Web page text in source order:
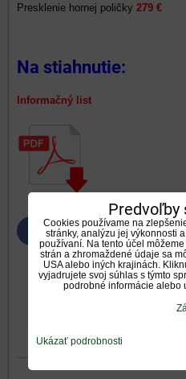
Presklenie hornej poličky 279 €
Na stiahnutie:
Informačný list
FacebookTwitter BlueskyPinterest
Galéria Doplnkové
Otázka k produktu
Predvoľby
Cookies používame na
stránky, analýzu jej výkonnosti
používaní. Na tento účel
strán a zhromaždené údaje sa
USA alebo iných krajinách.
vyjadrujete svoj súhlas s týmto
podrobné informácie alebo
Ukázať podrobnosti